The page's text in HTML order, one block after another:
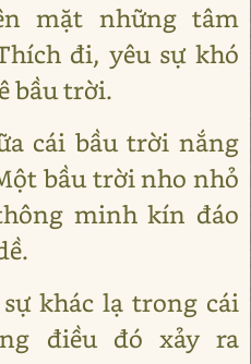
mặt những tâm
đi, yêu sự khó
bầu trời.
cái bầu trời nắng
bầu trời nho nhỏ
minh kín đáo
khác lạ trong cái
điều đó xảy ra